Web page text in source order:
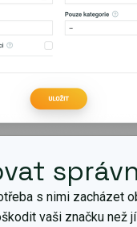
s nimi zacházet
vaši značku než